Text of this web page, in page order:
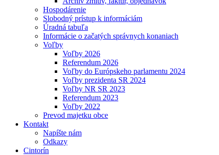
Hospodárenie
Slobodný prístup k informáciám
Úradná tabuľa
Informácie o začatých správnych konaniach
Voľby
Voľby 2026
Referendum 2026
Voľby do Európskeho parlamentu 2024
Voľby prezidenta SR 2024
Voľby NR SR 2023
Referendum 2023
Voľby 2022
Prevod majetku obce
Kontakt
Napíšte nám
Odkazy
Cintorín